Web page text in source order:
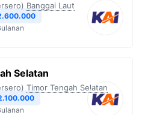
Banggai Laut
Selatan
Timor Tengah Selatan